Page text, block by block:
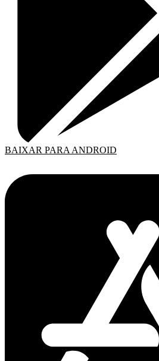
BAIXAR PARA ANDROID